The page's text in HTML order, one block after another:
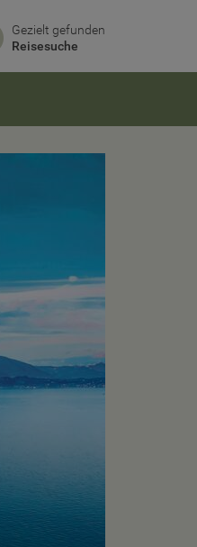
Gezielt gefunden
Reisesuche